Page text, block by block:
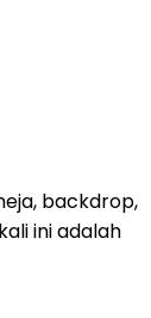
backdrop,
ini adalah